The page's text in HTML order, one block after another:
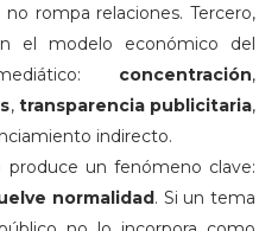
rompa relaciones. Tercero,
el modelo económico del
concentración,
, transparencia publicitaria,
indirecto.
produce un fenómeno clave:
normalidad. Si un tema